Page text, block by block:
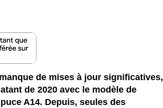
de mises à jour significatives,
de 2020 avec le modèle de
A14. Depuis, seules des